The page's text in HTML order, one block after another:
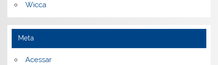
Wicca
Meta
Acessar